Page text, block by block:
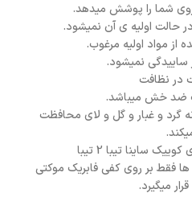
شما را پوشش میدهد.
حالت اولیه ی آن نمیشود.
از مواد اولیه مرغوب.
ساییدگی نمیشود.
در نظافت
ضد خش میباشد.
گرد و غبار و گل و لای محافظت
ساینا تیبا 2 تیبا
فقط بر روی کفی فابریک موکتی
میگیرد.